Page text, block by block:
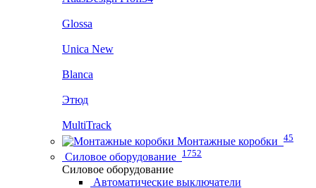
Glossa
Unica New
Blanca
Этюд
MultiTrack
Монтажные коробки 45
Силовое оборудование 1752
Силовое оборудование
Автоматические выключатели